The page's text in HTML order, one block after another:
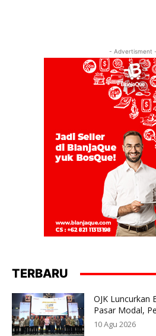
- Advertisment -
TERBARU
OJK Luncurkan
Pasar Modal,
10 Agu 2026